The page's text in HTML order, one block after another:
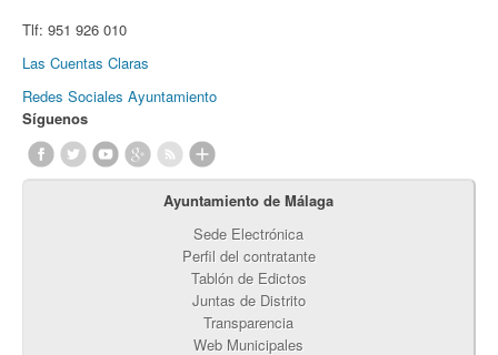
Tlf: 951 926 010
Las Cuentas Claras
Redes Sociales Ayuntamiento
Síguenos
Ayuntamiento de Málaga
Sede Electrónica
Perfil del contratante
Tablón de Edictos
Juntas de Distrito
Transparencia
Web Municipales